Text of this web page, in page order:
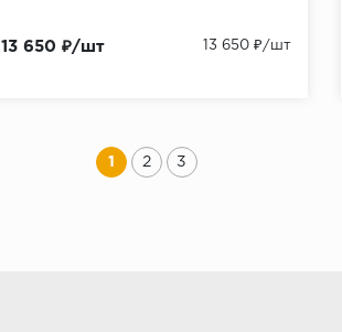
13 650 ₽/шт 13 650 ₽/шт
1 2 3